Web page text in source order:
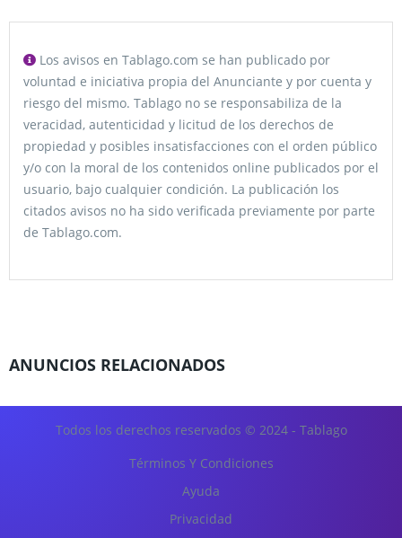
Los avisos en Tablago.com se han publicado por
voluntad e iniciativa propia del Anunciante y por cuenta y
riesgo del mismo. Tablago no se responsabiliza de la
veracidad, autenticidad y licitud de los derechos de
propiedad y posibles insatisfacciones con el orden público
y/o con la moral de los contenidos online publicados por el
usuario, bajo cualquier condición. La publicación los
citados avisos no ha sido verificada previamente por parte
de Tablago.com.
ANUNCIOS RELACIONADOS
Todos los derechos reservados © 2024 - Tablago
Términos Y Condiciones
Ayuda
Privacidad